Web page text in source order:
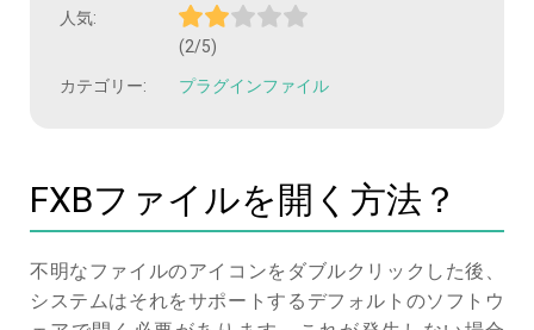
人気:
(2/5)
カテゴリー: プラグインファイル
FXBファイルを開く方法？
不明なファイルのアイコンをダブルクリックした後、
システムはそれをサポートするデフォルトのソフトウ